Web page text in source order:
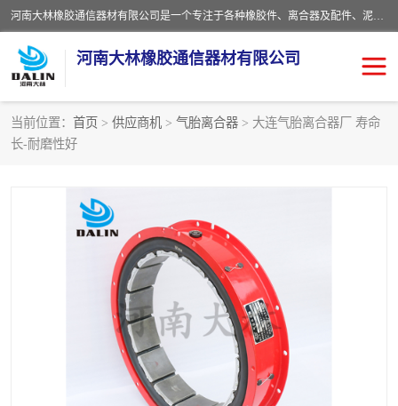
河南大林橡胶通信器材有限公司是一个专注于各种橡胶件、离合器及配件、泥浆泵及配件等产品设计制造和加工的企业。产品应用于矿山、冶金、石油、钢铁、化工、水泥、船舶、造纸、通用机械等各种大功率机械传动或制动装置。
河南大林橡胶通信器材有限公司
当前位置： 首页 > 供应商机 > 气胎离合器 > 大连气胎离合器厂 寿命
长-耐磨性好
推盘离合器
VC离合器
PO隔膜离合器 气胎离合器
泥浆泵空气包胶囊 气动元件
DY隔膜式离合器 CB离合器
实芯轮胎